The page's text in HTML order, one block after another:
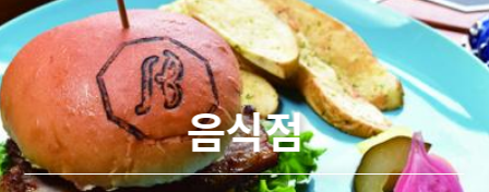
음식점